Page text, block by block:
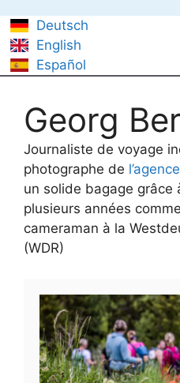
to
content
Deutsch
English
Español
Georg
Journaliste de voyage
photographe de
un solide bagage grâce
plusieurs années
cameraman à la
(WDR)